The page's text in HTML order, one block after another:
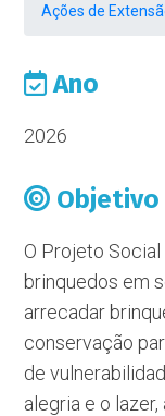
Ações de
Ano
2026
Objetivo
O Projeto
brinquedos em
arrecadar
conservação
de
alegria e o